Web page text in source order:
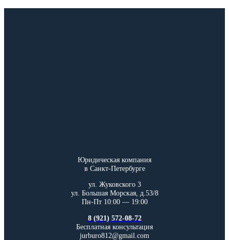
Юридическая компания
в Санкт-Петербурге
ул. Жуковского 3
ул. Большая Морская, д.53/8
Пн-Пт 10:00 — 19:00
8 (921) 572-08-72
Бесплатная консультация
jurburo812@gmail.com